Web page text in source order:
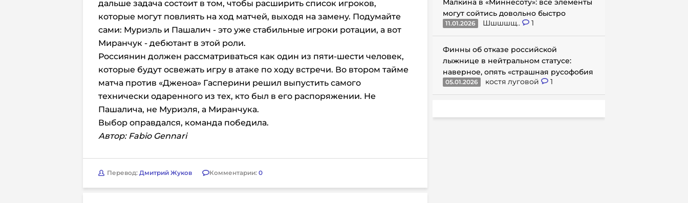
дальше задача состоит в том, чтобы расширить список игроков,
которые могут повлиять на ход матчей, выходя на замену. Подумайте
сами: Муриэль и Пашалич - это уже стабильные игроки ротации, а вот
Миранчук - дебютант в этой роли.
Россиянин должен рассматриваться как один из пяти-шести человек,
которые будут освежать игру в атаке по ходу встречи. Во втором тайме
матча против «Дженоа» Гасперини решил выпустить самого
технически одаренного из тех, кто был в его распоряжении. Не
Пашалича, не Муриэля, а Миранчука.
Выбор оправдался, команда победила.
Автор: Fabio Gennari
Перевод: Дмитрий Жуков Комментарии: 0
Малкина в «Миннесоту»: все элементы
могут сойтись довольно быстро
11.01.2026 Шшшшщ.. 1
Финны об отказе российской
лыжнице в нейтральном статусе:
наверное, опять «страшная русофобия
05.01.2026 костя луговой 1